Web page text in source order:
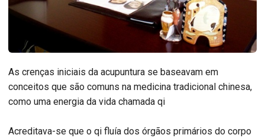
As crenças iniciais da acupuntura se baseavam em
conceitos que são comuns na medicina tradicional chinesa,
como uma energia da vida chamada qi
Acreditava-se que o qi fluía dos órgãos primários do corpo